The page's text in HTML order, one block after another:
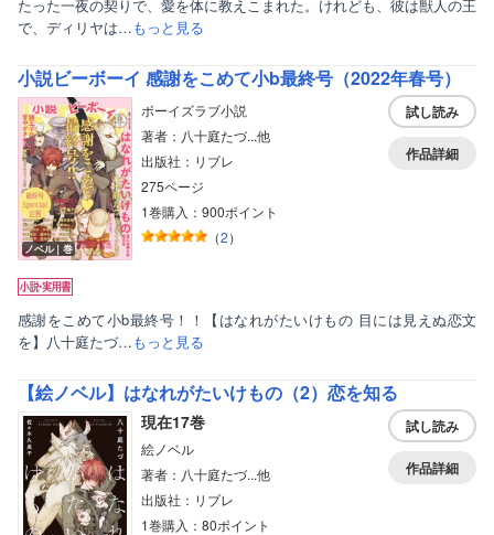
たった一夜の契りで、愛を体に教えこまれた。けれども、彼は獣人の王
で、ディリヤは…もっと見る
小説ビーボーイ 感謝をこめて小b最終号（2022年春号）
ノベル｜巻
ボーイズラブ小説
著者：八十庭たづ...他
出版社：リブレ
275ページ
1巻購入：900ポイント
（2）
試し読み
作品詳細
感謝をこめて小b最終号！！【はなれがたいけもの 目には見えぬ恋文
を】八十庭たづ…もっと見る
【絵ノベル】はなれがたいけもの（2）恋を知る
現在17巻
絵ノベル
著者：八十庭たづ...他
出版社：リブレ
1巻購入：80ポイント
試し読み
作品詳細
ボーイズラブ
ティーンズラブ
女性写真集